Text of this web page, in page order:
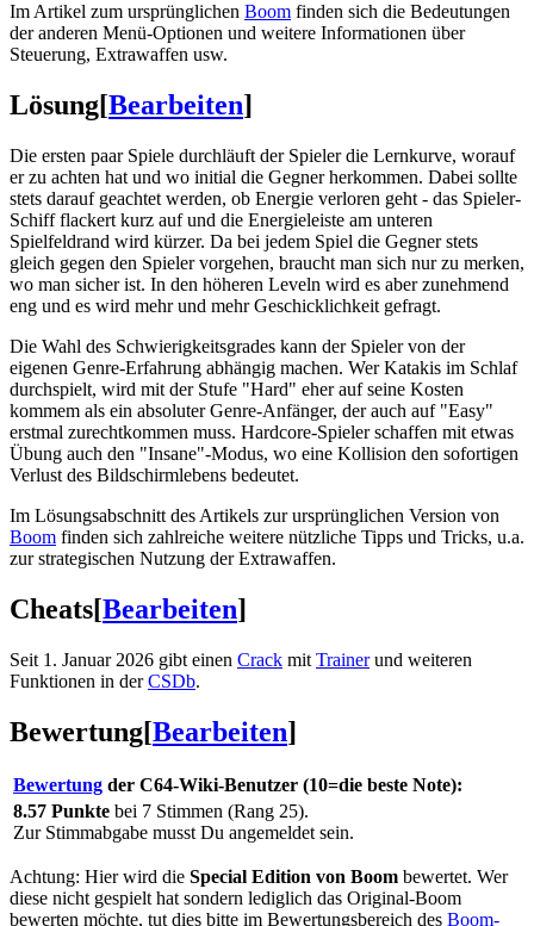
Im Artikel zum ursprünglichen Boom finden sich die Bedeutungen
der anderen Menü-Optionen und weitere Informationen über
Steuerung, Extrawaffen usw.
Lösung[Bearbeiten]
Die ersten paar Spiele durchläuft der Spieler die Lernkurve, worauf
er zu achten hat und wo initial die Gegner herkommen. Dabei sollte
stets darauf geachtet werden, ob Energie verloren geht - das Spieler-
Schiff flackert kurz auf und die Energieleiste am unteren
Spielfeldrand wird kürzer. Da bei jedem Spiel die Gegner stets
gleich gegen den Spieler vorgehen, braucht man sich nur zu merken,
wo man sicher ist. In den höheren Leveln wird es aber zunehmend
eng und es wird mehr und mehr Geschicklichkeit gefragt.
Die Wahl des Schwierigkeitsgrades kann der Spieler von der
eigenen Genre-Erfahrung abhängig machen. Wer Katakis im Schlaf
durchspielt, wird mit der Stufe "Hard" eher auf seine Kosten
kommem als ein absoluter Genre-Anfänger, der auch auf "Easy"
erstmal zurechtkommen muss. Hardcore-Spieler schaffen mit etwas
Übung auch den "Insane"-Modus, wo eine Kollision den sofortigen
Verlust des Bildschirmlebens bedeutet.
Im Lösungsabschnitt des Artikels zur ursprünglichen Version von
Boom finden sich zahlreiche weitere nützliche Tipps und Tricks, u.a.
zur strategischen Nutzung der Extrawaffen.
Cheats[Bearbeiten]
Seit 1. Januar 2026 gibt einen Crack mit Trainerund weiteren
Funktionen in derCSDb.
Bewertung[Bearbeiten]
Bewertung der C64-Wiki-Benutzer (10=die beste Note):
8.57 Punkte bei 7 Stimmen (Rang 25).
Zur Stimmabgabe musst Du angemeldet sein.
Achtung: Hier wird die Special Edition von Boom bewertet. Wer
diese nicht gespielt hat sondern lediglich das Original-Boom
bewerten möchte, tut dies bitte im Bewertungsbereich des Boom-